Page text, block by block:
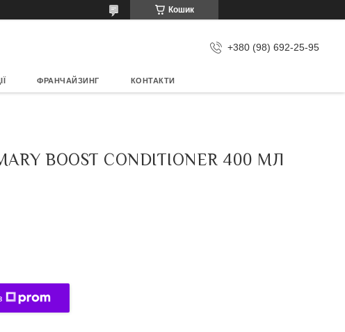
Кошик
+380 (98) 692-25-95
ФРАНЧАЙЗИНГ КОНТАКТИ
BOOST CONDITIONER 400 МЛ